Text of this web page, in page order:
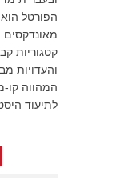
הפורטל
מאונדקסים
קטגוריות
והעדויות
המהווה קו-
לתיעוד